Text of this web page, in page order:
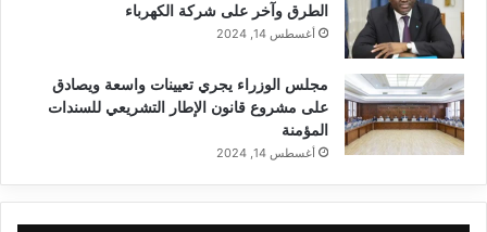
الطرق وآخر على شركة الكهرباء
أغسطس 14, 2024
مجلس الوزراء يجري تعيينات واسعة ويصادق
على مشروع قانون الإطار التشريعي للسندات
المؤمنة
أغسطس 14, 2024